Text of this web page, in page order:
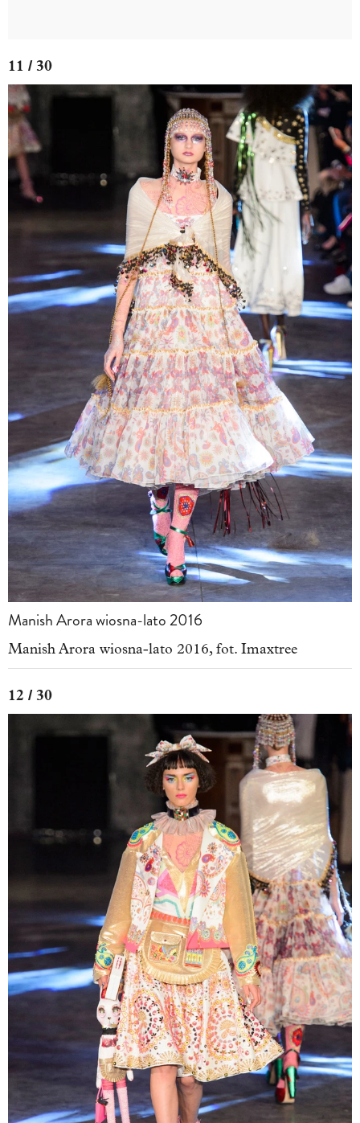
11 / 30
Manish Arora wiosna-lato 2016
Manish Arora wiosna-lato 2016, fot. Imaxtree
12 / 30